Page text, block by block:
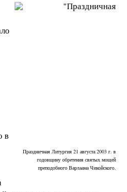
Праздничная Литургия 21 августа 2003 г. в
годовщину обретения святых мощей
преподобного Варлаама Чикойского.
в